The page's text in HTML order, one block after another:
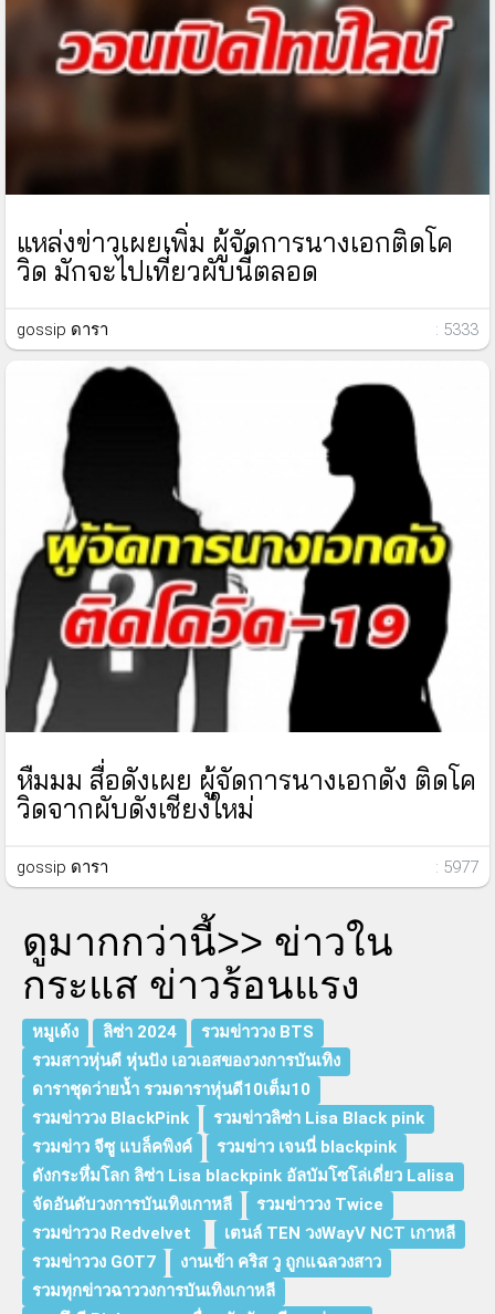
แหล่งข่าวเผยเพิ่ม ผู้จัดการนางเอกติดโค
วิด มักจะไปเที่ยวผับนี้ตลอด
gossip ดารา : 5333
หืมมม สื่อดังเผย ผู้จัดการนางเอกดัง ติดโค
วิดจากผับดังเชียงใหม่
gossip ดารา : 5977
ดูมากกว่านี้>> ข่าวใน
กระแส ข่าวร้อนแรง
หมูเด้ง ลิซ่า 2024
รวมข่าววง BTS
รวมสาวหุ่นดี หุ่นปัง เอวเอสของวงการบันเทิง
ดาราชุดว่ายน้ำ รวมดาราหุ่นดี10เต็ม10
รวมข่าววง BlackPink
รวมข่าวลิซ่า Lisa Black pink
รวมข่าว จีซู แบล็คพิงค์
รวมข่าว เจนนี่ blackpink
ดังกระหึ่มโลก ลิซ่า Lisa blackpink อัลบัมโซโล่เดี่ยว Lalisa
จัดอันดับวงการบันเทิงเกาหลี
รวมข่าววง Twice
รวมข่าววง Redvelvet
เตนล์ TEN วงWayV NCT เกาหลี
รวมข่าววง GOT7
งานเข้า คริส วู ถูกแฉลวงสาว
รวมทุกข่าวฉาววงการบันเทิงเกาหลี